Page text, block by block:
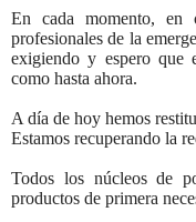
En cada momento,
profesionales de la
exigiendo y espero que
como hasta ahora.
A día de hoy hemos
Estamos recuperando la
Todos los núcleos de
productos de primera